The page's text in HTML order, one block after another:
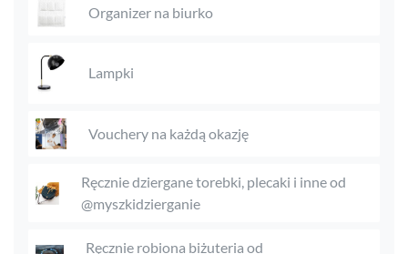
Organizer na biurko
Lampki
Vouchery na każdą okazję
Ręcznie dziergane torebki, plecaki i inne od
@myszkidzierganie
Ręcznie robiona biżuteria od